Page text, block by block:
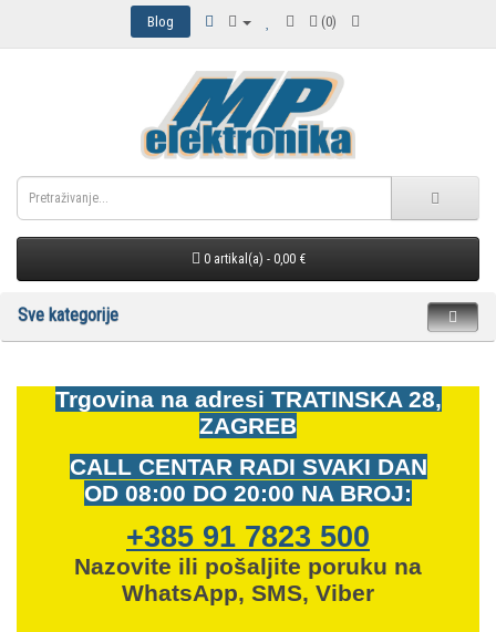
Blog (0)
0 artikal(a) - 0,00 €
Sve kategorije
Trgovina na adresi TRATINSKA 28,
ZAGREB
CALL CENTAR RADI SVAKI DAN
OD 08:00 DO 20:00 NA BROJ:
+385 91 7823 500
Nazovite ili pošaljite poruku na
WhatsApp, SMS, Viber